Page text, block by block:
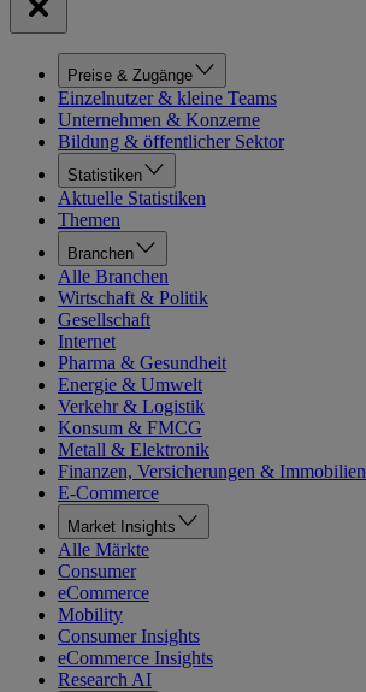
Preise & Zugänge
Einzelnutzer & kleine Teams
Unternehmen & Konzerne
Bildung & öffentlicher Sektor
Statistiken
Aktuelle Statistiken
Themen
Branchen
Alle Branchen
Wirtschaft & Politik
Gesellschaft
Internet
Pharma & Gesundheit
Energie & Umwelt
Verkehr & Logistik
Konsum & FMCG
Metall & Elektronik
Finanzen, Versicherungen & Immobilien
E-Commerce
Market Insights
Alle Märkte
Consumer
eCommerce
Mobility
Consumer Insights
eCommerce Insights
Research AI